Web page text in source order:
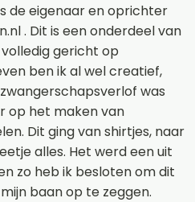
de eigenaar en oprichter
. Dit is een onderdeel van
gericht op
ben ik al wel creatief,
was
op het maken van
Dit ging van shirtjes, naar
alles. Het werd een uit
zo heb ik besloten om dit
baan op te zeggen.